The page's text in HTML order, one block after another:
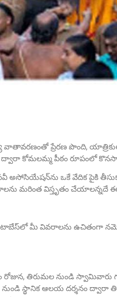
వాతావరణంతో ప్రేరణ పొంది,
కోమలమ్మ పీఠం రూపంలో
అసోసియేషన్‌ను ఒకే వేదిక పైకి
మరింత విస్తృతం చేయాలన్నదే ఈ
మీ వివరాలను ఉచితంగా
రోజున, తిరుమల నుండి
స్థానిక ఆలయ దర్శనం